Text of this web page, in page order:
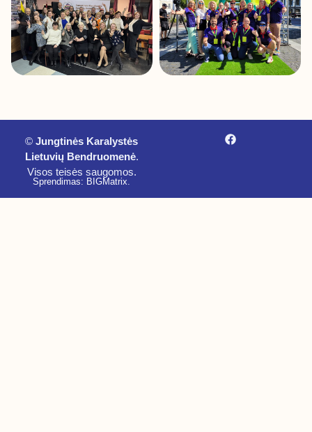
© Jungtinės Karalystės
Lietuvių Bendruomenė.
Visos teisės saugomos.
Sprendimas: BIGMatrix.